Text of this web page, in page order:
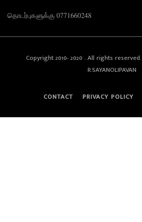
தொடர்புகளுக்கு 0771660248
Copyright 2010- 2020 . All rights reserved.
R.SAYANOLIPAVAN
CONTACT PRIVACY POLICY